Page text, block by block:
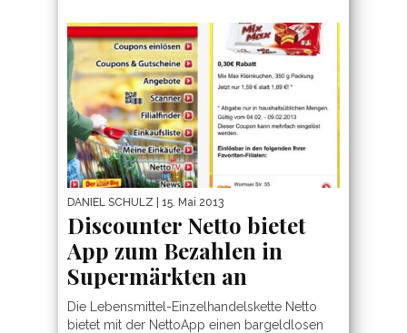
DANIEL SCHULZ | 15. Mai 2013
Discounter Netto bietet
App zum Bezahlen in
Supermärkten an
Die Lebensmittel-Einzelhandelskette Netto
bietet mit der NettoApp einen bargeldlosen